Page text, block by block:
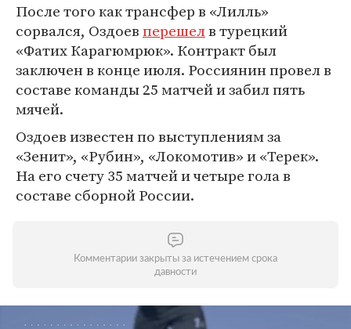
После того как трансфер в «Лилль»
сорвался, Оздоевперешелв турецкий
«Фатих Карагюмрюк». Контракт был
заключен в конце июля. Россиянин провел в
составе команды 25 матчей и забил пять
мячей.
Оздоев известен по выступлениям за
«Зенит», «Рубин», «Локомотив» и «Терек».
На его счету 35 матчей и четыре гола в
составе сборной России.
Комментарии закрыты за истечением срока
давности